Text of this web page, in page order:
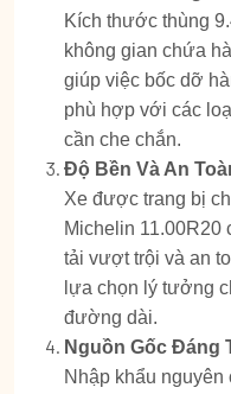
Kích thước thùng
không gian chứa
giúp việc bốc dỡ
phù hợp với các
cần che chắn.
Độ Bền Và An
Xe được trang bị
Michelin 11.00R20
tải vượt trội và an
lựa chọn lý tưởng
đường dài.
Nguồn Gốc Đáng
Nhập khẩu